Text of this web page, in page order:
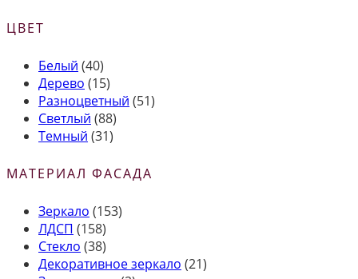
ЦВЕТ
Белый (40)
Дерево (15)
Разноцветный (51)
Светлый (88)
Темный (31)
МАТЕРИАЛ ФАСАДА
Зеркало (153)
ЛДСП (158)
Стекло (38)
Декоративное зеркало (21)